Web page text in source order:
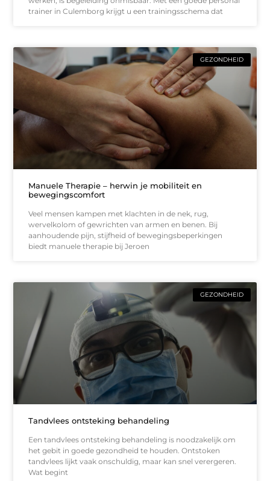
trainer in Culemborg krijgt u een trainingsschema dat
GEZONDHEID
Manuele Therapie – herwin je mobiliteit en
bewegingscomfort
Veel mensen kampen met klachten in de nek, rug,
wervelkolom of gewrichten van armen en benen. Bij
aanhoudende pijn, stijfheid of bewegingsbeperkingen
biedt manuele therapie bij Jeroen
GEZONDHEID
Tandvlees ontsteking behandeling
Een tandvlees ontsteking behandeling is noodzakelijk om
het gebit in goede gezondheid te houden. Ontstoken
tandvlees lijkt vaak onschuldig, maar kan snel verergeren.
Wat begint